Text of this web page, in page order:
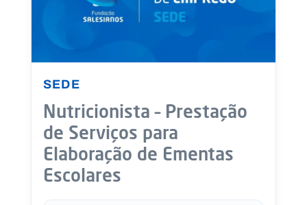
SEDE
Nutricionista – Prestação
de Serviços para
Elaboração de Ementas
Escolares